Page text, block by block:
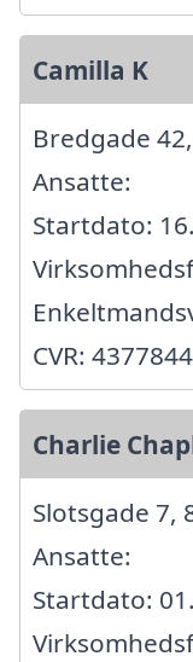
Camilla K
Bredgade
Ansatte:
Startdato:
CVR:
Charlie
Slotsgade 7,
Ansatte:
Startdato: